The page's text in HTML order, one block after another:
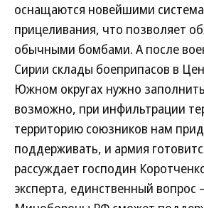
оснащаются новейшими
прицеливания, что позволяет
обычными бомбами. А после
Сирии склады боеприпасов в
Южном округах нужно
возможно, при инфильтрации
территорию союзников нам
поддерживать, и армия
рассуждает господин
эксперта, единственный вопрос